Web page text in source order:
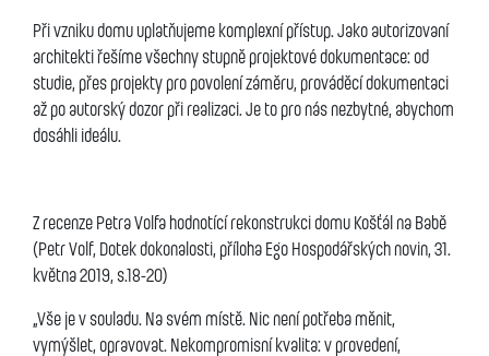
Při vzniku domu uplatňujeme komplexní přístup. Jako autorizovaní
architekti řešíme všechny stupně projektové dokumentace: od
studie, přes projekty pro povolení záměru, prováděcí dokumentaci
až po autorský dozor při realizaci. Je to pro nás nezbytné, abychom
dosáhli ideálu.
Z recenze Petra Volfa hodnotící rekonstrukci domu Košťál na Babě
(Petr Volf, Dotek dokonalosti, příloha Ego Hospodářských novin, 31.
května 2019, s.18-20)
„Vše je v souladu. Na svém místě. Nic není potřeba měnit,
vymýšlet, opravovat. Nekompromisní kvalita: v provedení,